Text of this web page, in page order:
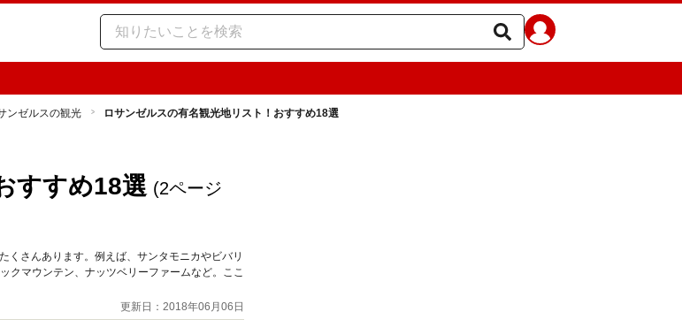
ンゼルスの観光 ロサンゼルスの有名観光地リスト！おすすめ18選
すすめ18選 (2ページ
くさんあります。例えば、サンタモニカやビバリ
クマウンテン、ナッツベリーファームなど。ここ
更新日：2018年06月06日